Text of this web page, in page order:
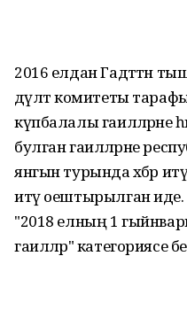
2016 елдан Гадәттән
дәүләт комитеты
күпбалалы гаиләләрне
булган гаиләләрне
янгын турында хәбәр
итү оештырылган иде.
"2018 елның 1
гаиләләр" категориясе